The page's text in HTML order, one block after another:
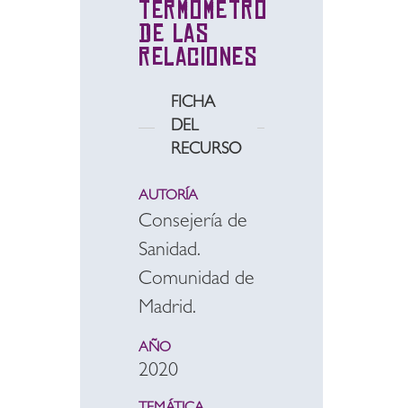
termómetro
de las
relaciones
FICHA
DEL
RECURSO
AUTORÍA
Consejería de
Sanidad.
Comunidad de
Madrid.
AÑO
2020